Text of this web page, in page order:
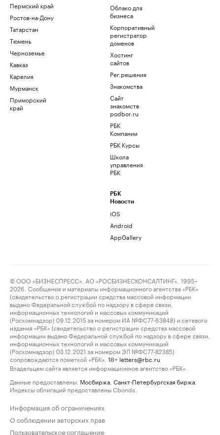
Пермский край
Ростов-на-Дону
Татарстан
Тюмень
Черноземье
Кавказ
Карелия
Мурманск
Приморский
край
Облако для
бизнеса
Корпоративный
регистратор
доменов
Хостинг
сайтов
Рег.решения
Знакомства
Сайт
знакомств
podbor.ru
РБК
Компании
РБК Курсы
Школа
управления
РБК
РБК
Новости
iOS
Android
AppGallery
© ООО «БИЗНЕСПРЕСС», АО «РОСБИЗНЕСКОНСАЛТИНГ», 1995–
2026. Сообщения и материалы информационного агентства «РБК»
(свидетельство о регистрации средства массовой информации
выдано Федеральной службой по надзору в сфере связи,
информационных технологий и массовых коммуникаций
(Роскомнадзор) 09.12.2015 за номером ИА №ФС77-63848) и сетевого
издания «РБК» (свидетельство о регистрации средства массовой
информации выдано Федеральной службой по надзору в сфере связи,
информационных технологий и массовых коммуникаций
(Роскомнадзор) 03.12.2021 за номером ЭЛ №ФС77-82385)
сопровождаются пометкой «РБК».
18+ letters@rbc.ru
Владельцем сайта является информационное агентство «РБК».
Данные предоставлены: Мосбиржа Санкт-Петербургская биржа
Индексы облигаций предоставлены Cbonds.
Информация об ограничениях
О соблюдении авторских прав
Пользовательское соглашение